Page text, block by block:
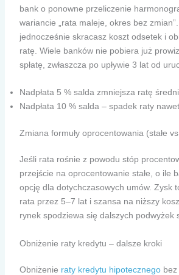
bank o ponowne przeliczenie
wariancie „rata maleje, okres bez
jednocześnie skracasz koszt odsetek i
ratę. Wiele banków nie pobiera już
spłatę, zwłaszcza po upływie 3 lat od
Nadpłata 5 % salda zmniejsza ratę
Nadpłata 10 % salda – spadek raty
Zmiana formuły oprocentowania (stałe
Jeśli rata rośnie z powodu stóp
przejście na oprocentowanie stałe, o ile
opcję dla dotychczasowych umów. Zysk
rata przez 5–7 lat i szansa na niższy
rynek spodziewa się dalszych podwyżek
Obniżenie raty kredytu – dalsze kroki
Obniżenie raty kredytu hipotecznegobez